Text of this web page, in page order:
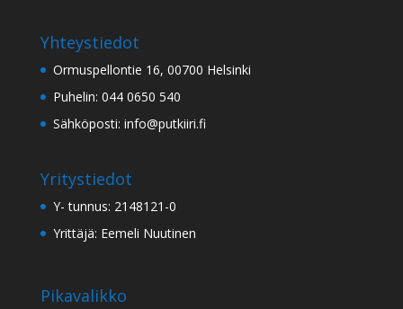
Yhteystiedot
Ormuspellontie 16, 00700 Helsinki
Puhelin: 044 0650 540
Sähköposti: info@putkiiri.fi
Yritystiedot
Y- tunnus: 2148121-0
Yrittäjä: Eemeli Nuutinen
Pikavalikko